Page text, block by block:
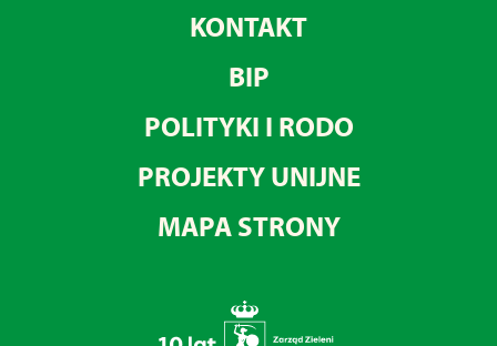
KONTAKT
BIP
POLITYKI I RODO
PROJEKTY UNIJNE
MAPA STRONY